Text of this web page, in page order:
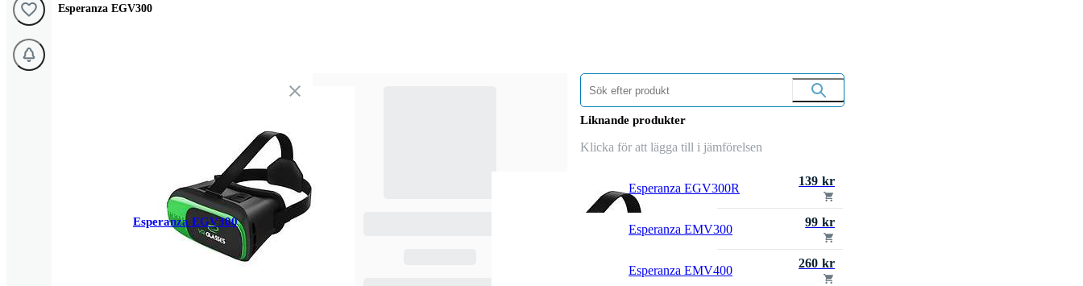
Esperanza EGV300
Esperanza EGV300
Liknande produkter
Klicka för att lägga till i jämförelsen
Esperanza EGV300R 139 kr
Esperanza EMV300 99 kr
Esperanza EMV400 260 kr